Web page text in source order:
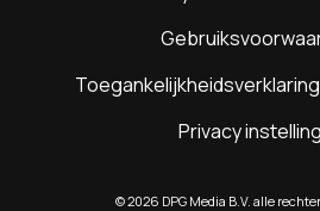
Toegankelijkheidsverklaring
Privacy
©2026 DPG Media B.V. alle